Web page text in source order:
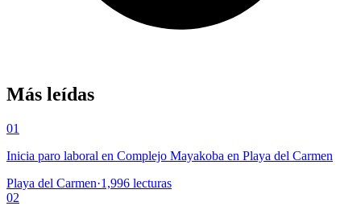
Más leídas
01
Inicia paro laboral en Complejo Mayakoba en Playa del Carmen
Playa del Carmen·1,996 lecturas
02